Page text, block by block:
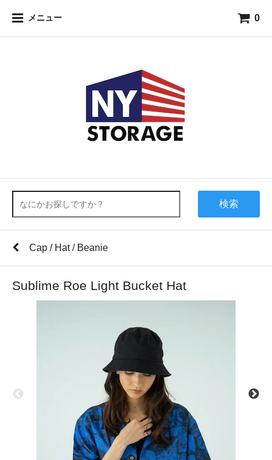
メニュー 0
検索
Cap / Hat / Beanie
Sublime Roe Light Bucket Hat